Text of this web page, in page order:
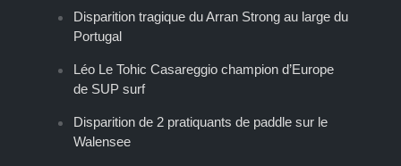
Disparition tragique du Arran Strong au large du
Portugal
Léo Le Tohic Casareggio champion d’Europe
de SUP surf
Disparition de 2 pratiquants de paddle sur le
Walensee